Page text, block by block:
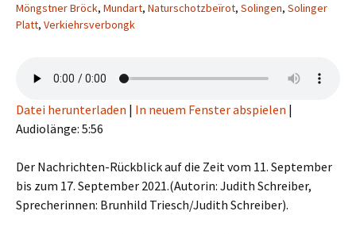
Möngstner Bröck, Mundart, Naturschotzbeïrot, Solingen, Solinger
Platt, Verkiehrsverbongk
Datei herunterladen | In neuem Fenster abspielen |
Audiolänge: 5:56
Der Nachrichten-Rückblick auf die Zeit vom 11. September
bis zum 17. September 2021.(Autorin: Judith Schreiber,
Sprecherinnen: Brunhild Triesch/Judith Schreiber).